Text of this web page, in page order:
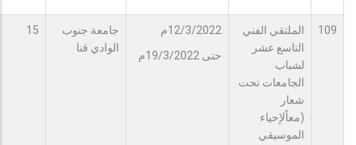
109
الملتقي الفني
التاسع عشر
لشباب
الجامعات تحت
شعار
(معاًلإحياء
الموسيقي
12/3/2022م
حتى 19/3/2022م
جامعة جنوب
الوادي قنا
15